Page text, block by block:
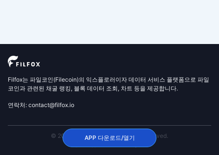
Filfox는 파일코인(Filecoin)의 익스플로러이자 데이터 서비스 플랫폼으로 파일
코인과 관련된 채굴 랭킹, 블록 데이터 조회, 차트 등을 제공합니다.
연락처: contact@filfox.io
© 2020 FilFox Project. All Rights Reserved.
APP 다운로드/열기